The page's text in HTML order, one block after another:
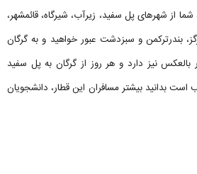
از شهرهای پل سفید، زیرآب، شیرگاه، قائمشهر،
بندرترکمن و سبزدشت عبور خواهید و به گرگان
نیز دارد و هر روز از گرگان به پل سفید
است بدانید بیشتر مسافران این قطار، دانشجویان